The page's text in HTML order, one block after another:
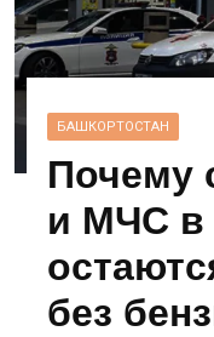
БАШКОРТОСТАН
Почему
и МЧС в
без